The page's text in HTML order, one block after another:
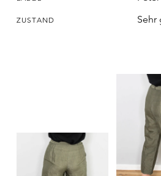
ZUSTAND Sehr